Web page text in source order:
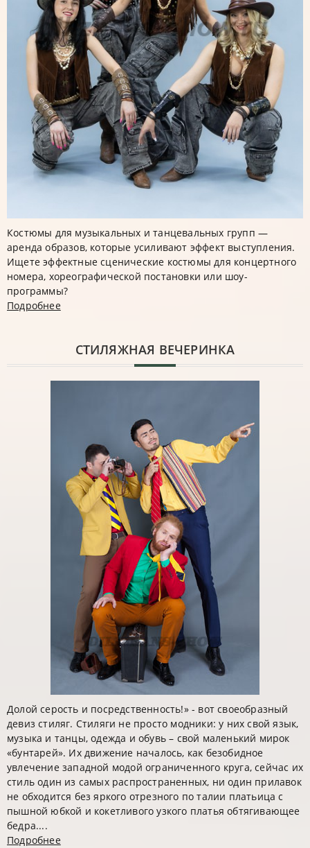
Костюмы для музыкальных и танцевальных групп —
аренда образов, которые усиливают эффект выступления.
Ищете эффектные сценические костюмы для концертного
номера, хореографической постановки или шоу-
программы?
Подробнее
CТИЛЯЖНАЯ ВЕЧЕРИНКА
Долой серость и посредственность!» - вот своеобразный
девиз стиляг. Стиляги не просто модники: у них свой язык,
музыка и танцы, одежда и обувь – свой маленький мирок
«бунтарей». Их движение началось, как безобидное
увлечение западной модой ограниченного круга, сейчас их
стиль один из самых распространенных, ни один прилавок
не обходится без яркого отрезного по талии платьица с
пышной юбкой и кокетливого узкого платья обтягивающее
бедра....
Подробнее